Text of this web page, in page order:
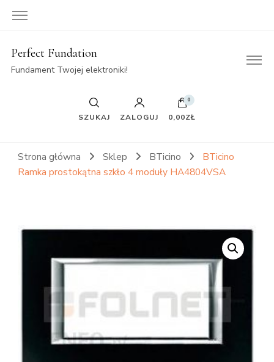
Perfect Fundation
Fundament Twojej elektroniki!
SZUKAJ ZALOGUJ
0
0,00ZŁ
Strona główna Sklep BTicino
BTicino
Ramka prostokątna szkło 4 moduły HA4804VSA